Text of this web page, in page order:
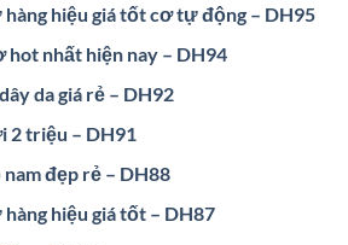
hàng hiệu giá tốt cơ tự động – DH95
hot nhất hiện nay – DH94
da giá rẻ – DH92
2 triệu – DH91
đẹp rẻ – DH88
hiệu giá tốt – DH87